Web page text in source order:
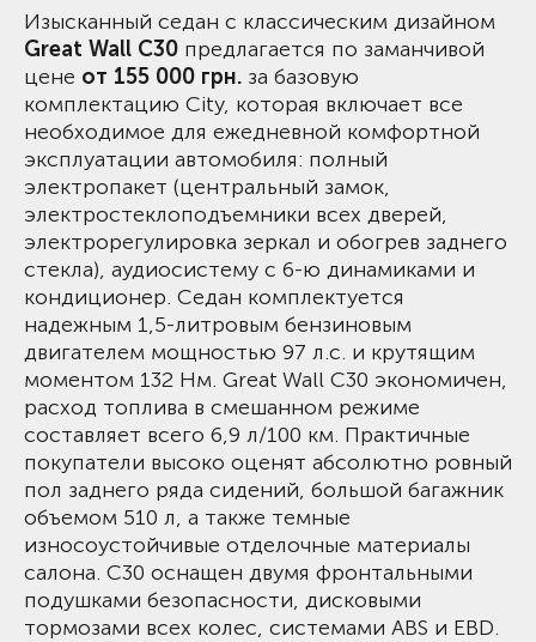
Изысканный седан с классическим дизайном
Great Wall C30 предлагается по заманчивой
цене от 155 000 грн. за базовую
комплектацию City, которая включает все
необходимое для ежедневной комфортной
эксплуатации автомобиля: полный
электропакет (центральный замок,
электростеклоподъемники всех дверей,
электрорегулировка зеркал и обогрев заднего
стекла), аудиосистему с 6-ю динамиками и
кондиционер. Седан комплектуется
надежным 1,5-литровым бензиновым
двигателем мощностью 97 л.с. и крутящим
моментом 132 Нм. Great Wall C30 экономичен,
расход топлива в смешанном режиме
составляет всего 6,9 л/100 км. Практичные
покупатели высоко оценят абсолютно ровный
пол заднего ряда сидений, большой багажник
объемом 510 л, а также темные
износоустойчивые отделочные материалы
салона. С30 оснащен двумя фронтальными
подушками безопасности, дисковыми
тормозами всех колес, системами ABS и EBD.